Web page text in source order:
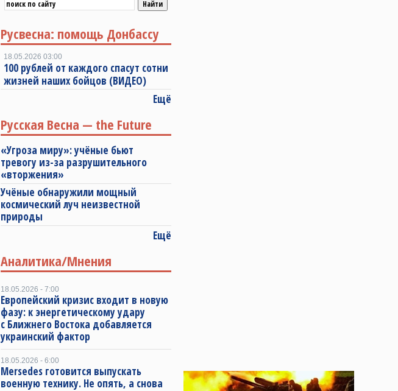
Русвесна: помощь Донбассу
18.05.2026 03:00
100 рублей от каждого спасут сотни
жизней наших бойцов (ВИДЕО)
Ещё
Русская Весна — the Future
«Угроза миру»: учёные бьют
тревогу из-за разрушительного
«вторжения»
Учёные обнаружили мощный
космический луч неизвестной
природы
Ещё
Аналитика/Мнения
18.05.2026 - 7:00
Европейский кризис входит в новую
фазу: к энергетическому удару
с Ближнего Востока добавляется
украинский фактор
18.05.2026 - 6:00
Mersedes готовится выпускать
военную технику. Не опять, а снова